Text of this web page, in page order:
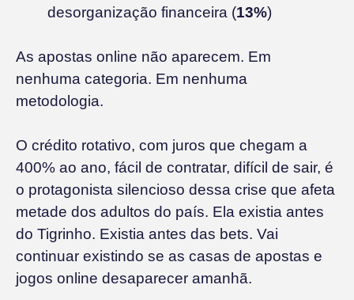
desorganização financeira (13%)
As apostas online não aparecem. Em
nenhuma categoria. Em nenhuma
metodologia.
O crédito rotativo, com juros que chegam a
400% ao ano, fácil de contratar, difícil de sair, é
o protagonista silencioso dessa crise que afeta
metade dos adultos do país. Ela existia antes
do Tigrinho. Existia antes das bets. Vai
continuar existindo se as casas de apostas e
jogos online desaparecer amanhã.